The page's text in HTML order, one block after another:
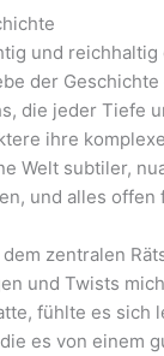
und
der
die jeder Tiefe
ihre
Welt subtiler,
und alles
zentralen
und Twists
fühlte es sich
es von einem